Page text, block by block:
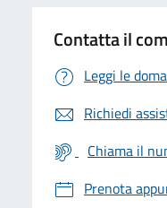
Contatta il
Leggi le
Richiedi
Chiama il
Prenota